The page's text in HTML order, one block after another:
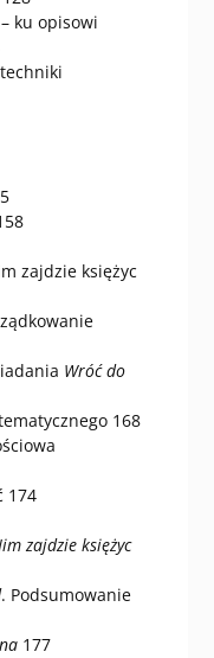
ku opisowi
zajdzie księżyc
Wróć do
168
174
zajdzie księżyc
. Podsumowanie
177